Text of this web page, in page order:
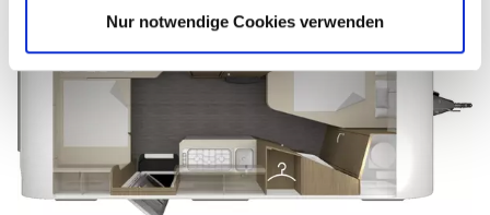
Nur notwendige Cookies verwenden